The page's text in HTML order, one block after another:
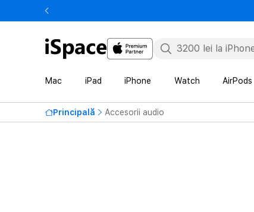
Mac iPad iPhone Watch AirPods
Principală Accesorii audio